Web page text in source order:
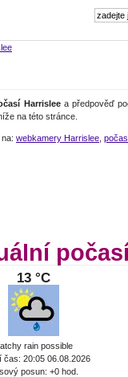
Harrisleea předpověď
na této stránce.
webkamery Harrislee
13 °C
rain possible
čas: 20:05 06.08.2026
posun: +0 hod.